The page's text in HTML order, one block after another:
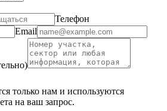
Телефон
Email
только нам и используются
на ваш запрос.